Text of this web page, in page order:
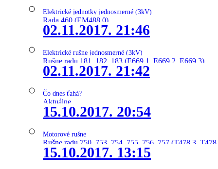
Elektrické jednotky jednosmerné (3kV)
Rada 460 (EM488.0)
02.11.2017. 21:46
Elektrické rušne jednosmerné (3kV)
Rušne radu 181, 182, 183 (E669.1, E669.2, E669.3)
02.11.2017. 21:42
Čo dnes ťahá?
Aktuálne
15.10.2017. 20:54
Motorové rušne
Rušne radu 750, 753, 754, 755, 756, 757 (T478.3,
15.10.2017. 13:15